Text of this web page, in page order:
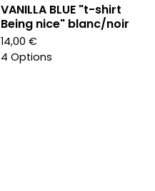
VANILLA BLUE "t-shirt
Being nice" blanc/noir
14,00 €
4 Options